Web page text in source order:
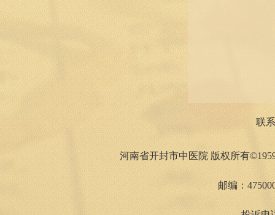
联
河南省开封市中医院 版权所有
邮编：